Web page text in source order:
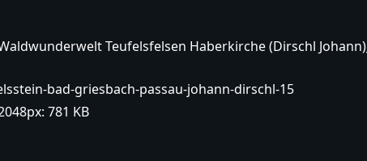
Teufelsfelsen Haberkirche (Dirschl Johann)_
bad-griesbach-passau-johann-dirschl-15
781 KB